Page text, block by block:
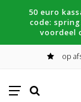
50 euro
code:
voordeel
op